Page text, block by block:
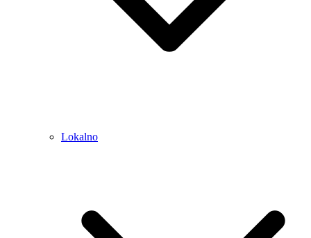
Lokalno